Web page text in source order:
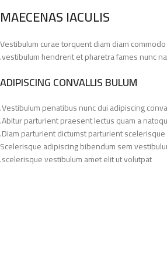
MAECENAS IACULIS
Vestibulum curae torquent diam diam
vestibulum hendrerit et pharetra fames nunc
ADIPISCING CONVALLIS BULUM
Vestibulum penatibus nunc dui adipiscing
Abitur parturient praesent lectus quam a
Diam parturient dictumst parturient scelerisque
Scelerisque adipiscing bibendum sem
scelerisque vestibulum amet elit ut volutpat.